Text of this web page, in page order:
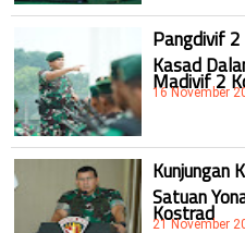
Pangdivif
Kasad
Madivif 2
16 November
Kunjungan
Satuan
Kostrad
21 November